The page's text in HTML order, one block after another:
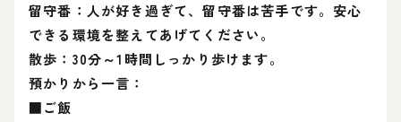
留守番：人が好き過ぎて、留守番は苦手です。安心
できる環境を整えてあげてください。
散歩：30分～1時間しっかり歩けます。
預かりから一言：
■ご飯